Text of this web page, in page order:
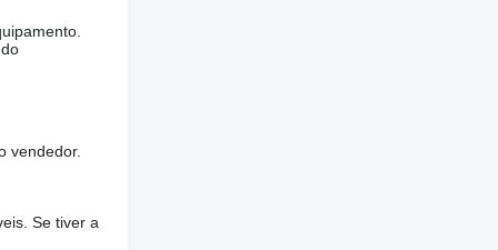
vendedor.
Se tiver a